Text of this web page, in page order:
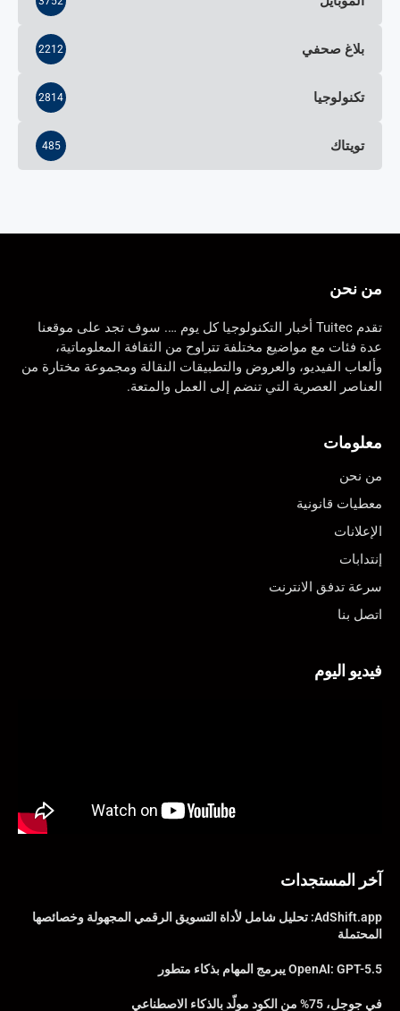
بلاغ صحفي 2212
تكنولوجيا 2814
تويتاك 485
من نحن
تقدم Tuitec أخبار التكنولوجيا كل يوم …. سوف تجد على موقعنا
عدة فئات مع مواضيع مختلفة تتراوح من الثقافة المعلوماتية،
وألعاب الفيديو، والعروض والتطبيقات النقالة ومجموعة مختارة من
العناصر العصرية التي تنضم إلى العمل والمتعة.
معلومات
من نحن
معطيات قانونية
الإعلانات
إنتدابات
سرعة تدفق الانترنت
اتصل بنا
فيديو اليوم
آخر المستجدات
AdShift.app: تحليل شامل لأداة التسويق الرقمي المجهولة وخصائصها
المحتملة
OpenAI: GPT-5.5 يبرمج المهام بذكاء متطور
في جوجل، 75% من الكود مولّد بالذكاء الاصطناعي